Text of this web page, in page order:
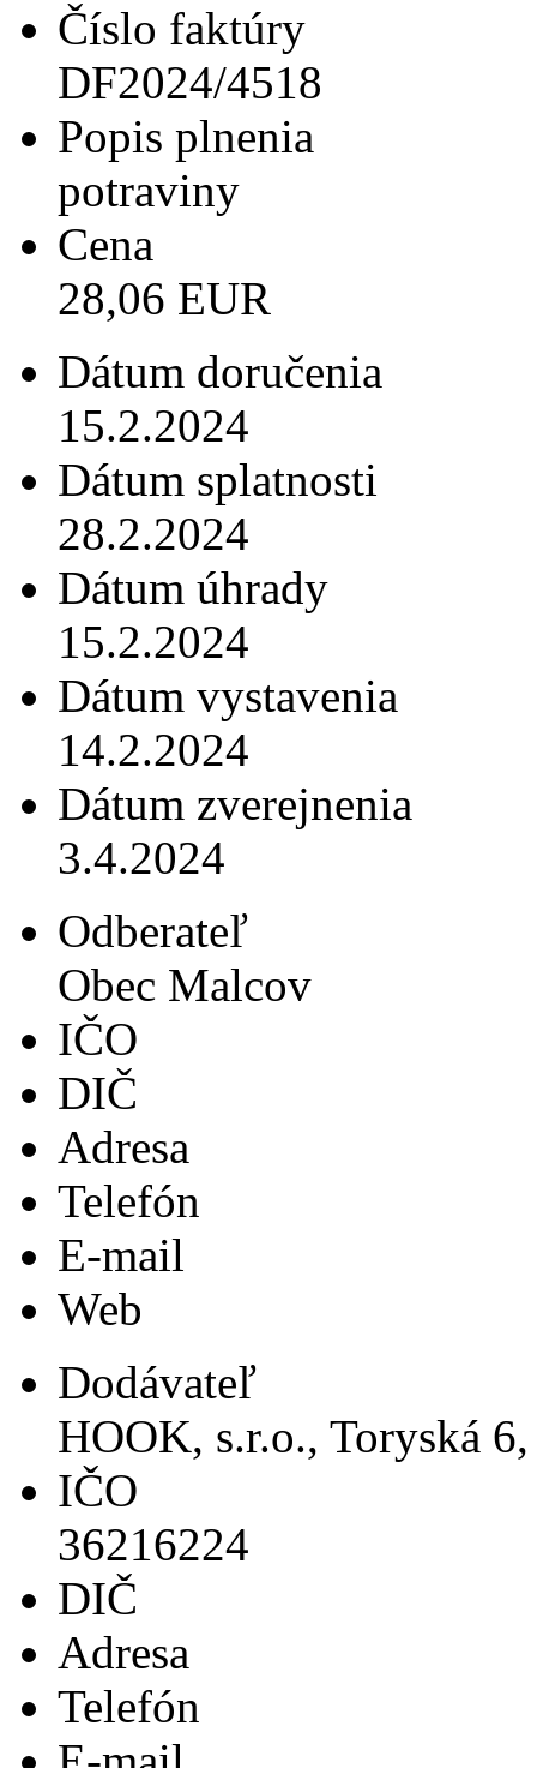
Číslo faktúry
DF2024/4518
Popis plnenia
potraviny
Cena
28,06 EUR
Dátum doručenia
15.2.2024
Dátum splatnosti
28.2.2024
Dátum úhrady
15.2.2024
Dátum vystavenia
14.2.2024
Dátum zverejnenia
3.4.2024
Odberateľ
Obec Malcov
IČO
DIČ
Adresa
Telefón
E-mail
Web
Dodávateľ
HOOK, s.r.o., Toryská
IČO
36216224
DIČ
Adresa
Telefón